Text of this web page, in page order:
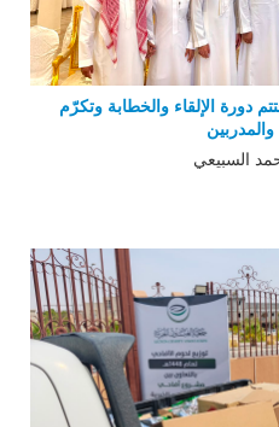
دورة الإلقاء والخطابة وتكرّم
والمدربين
السبيعي